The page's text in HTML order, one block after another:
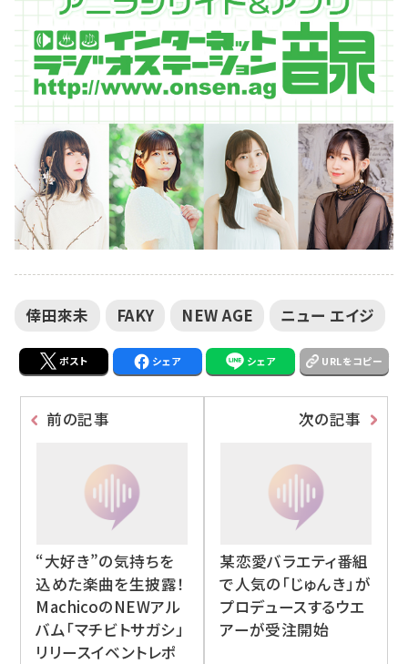
倖田來未 FAKY NEW AGE ニュー エイジ
ポスト シェア シェア URLをコピー
前の記事
“大好き”の気持ちを
込めた楽曲を生披露！
MachicoのNEWアル
バム「マチビトサガシ」
リリースイベントレポ
次の記事
某恋愛バラエティ番組
で人気の「じゅんき」が
プロデュースするウエ
アーが受注開始